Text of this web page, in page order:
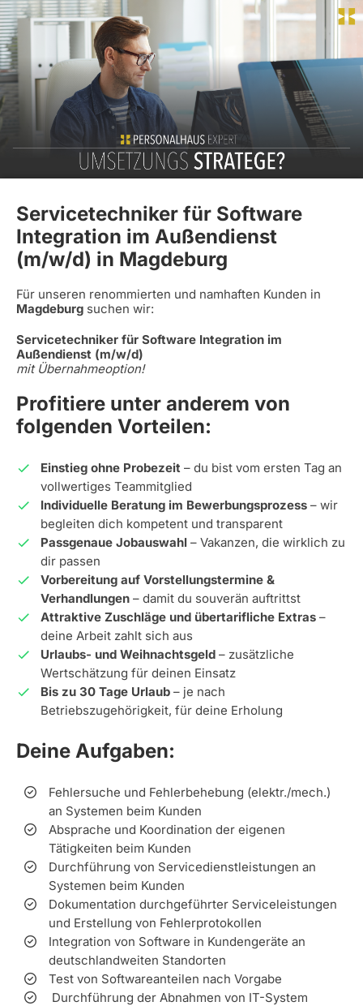
Servicetechniker für Software
Integration im Außendienst
(m/w/d) in Magdeburg
Für unseren renommierten und namhaften Kunden in
Magdeburg suchen wir:
Servicetechniker für Software Integration im
Außendienst (m/w/d)
mit Übernahmeoption!
Profitiere unter anderem von
folgenden Vorteilen:
Einstieg ohne Probezeit – du bist vom ersten Tag an
vollwertiges Teammitglied
Individuelle Beratung im Bewerbungsprozess – wir
begleiten dich kompetent und transparent
Passgenaue Jobauswahl – Vakanzen, die wirklich zu
dir passen
Vorbereitung auf Vorstellungstermine &
Verhandlungen – damit du souverän auftrittst
Attraktive Zuschläge und übertarifliche Extras –
deine Arbeit zahlt sich aus
Urlaubs- und Weihnachtsgeld – zusätzliche
Wertschätzung für deinen Einsatz
Bis zu 30 Tage Urlaub – je nach
Betriebszugehörigkeit, für deine Erholung
Deine Aufgaben:
Fehlersuche und Fehlerbehebung (elektr./mech.)
an Systemen beim Kunden
Absprache und Koordination der eigenen
Tätigkeiten beim Kunden
Durchführung von Servicedienstleistungen an
Systemen beim Kunden
Dokumentation durchgeführter Serviceleistungen
und Erstellung von Fehlerprotokollen
Integration von Software in Kundengeräte an
deutschlandweiten Standorten
Test von Softwareanteilen nach Vorgabe
Durchführung der Abnahmen von IT-System